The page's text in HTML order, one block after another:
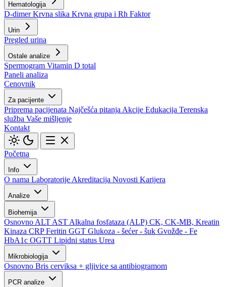
Hematologija
D-dimerKrvna slika Krvna grupa i Rh Faktor
Urin
Pregled urina
Ostale analize
Spermogram Vitamin D total
Paneli analiza
Cenovnik
Za pacijente
Priprema pacijenata Najčešća pitanja Akcije Edukacija Terenska
služba Vaše mišljenje
Kontakt
Početna
Info
O nama Laboratorije Akreditacija Novosti Karijera
Analize
Biohemija
Osnovno ALT AST Alkalna fosfataza (ALP) CK, CK-MB, Kreatin
Kinaza CRPFeritin GGT Glukoza - šećer - šuk Gvožđe - Fe
HbA1c OGTT Lipidni status Urea
Mikrobiologija
Osnovno Bris cerviksa + gljivice sa antibiogramom
PCR analize